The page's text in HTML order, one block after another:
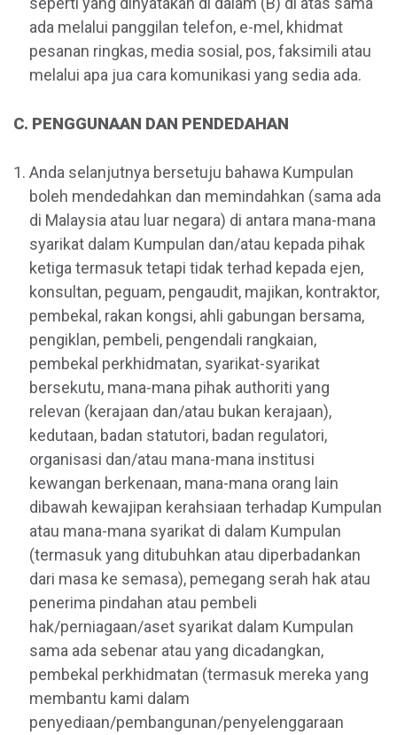
ada melalui panggilan telefon, e-mel, khidmat
pesanan ringkas, media sosial, pos, faksimili atau
melalui apa jua cara komunikasi yang sedia ada.
C. PENGGUNAAN DAN PENDEDAHAN
Anda selanjutnya bersetuju bahawa Kumpulan
boleh mendedahkan dan memindahkan (sama ada
di Malaysia atau luar negara) di antara mana-mana
syarikat dalam Kumpulan dan/atau kepada pihak
ketiga termasuk tetapi tidak terhad kepada ejen,
konsultan, peguam, pengaudit, majikan, kontraktor,
pembekal, rakan kongsi, ahli gabungan bersama,
pengiklan, pembeli, pengendali rangkaian,
pembekal perkhidmatan, syarikat-syarikat
bersekutu, mana-mana pihak authoriti yang
relevan (kerajaan dan/atau bukan kerajaan),
kedutaan, badan statutori, badan regulatori,
organisasi dan/atau mana-mana institusi
kewangan berkenaan, mana-mana orang lain
dibawah kewajipan kerahsiaan terhadap Kumpulan
atau mana-mana syarikat di dalam Kumpulan
(termasuk yang ditubuhkan atau diperbadankan
dari masa ke semasa), pemegang serah hak atau
penerima pindahan atau pembeli
hak/perniagaan/aset syarikat dalam Kumpulan
sama ada sebenar atau yang dicadangkan,
pembekal perkhidmatan (termasuk mereka yang
membantu kami dalam
penyediaan/pembangunan/penyelenggaraan